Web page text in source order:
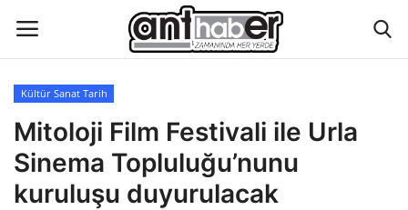
Künye
Eğitim
Kültür Sanat Tarih
Mitoloji Film Festivali ile Urla
Sinema Topluluğu’nunu
kuruluşu duyurulacak